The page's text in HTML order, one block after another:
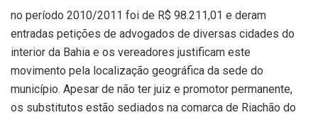
no período 2010/2011 foi de R$ 98.211,01 e deram
entradas petições de advogados de diversas cidades do
interior da Bahia e os vereadores justificam este
movimento pela localização geográfica da sede do
município. Apesar de não ter juiz e promotor permanente,
os substitutos estão sediados na comarca de Riachão do